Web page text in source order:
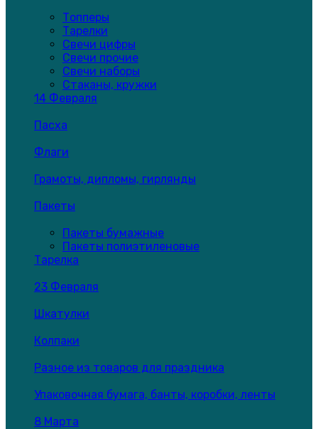
Топперы
Тарелки
Свечи цифры
Свечи прочие
Свечи наборы
Стаканы, кружки
14 Февраля
Пасха
Флаги
Грамоты, дипломы, гирлянды
Пакеты
Пакеты бумажные
Пакеты полиэтиленовые
Тарелка
23 Февраля
Шкатулки
Колпаки
Разное из товаров для праздника
Упаковочная бумага, банты, коробки, ленты
8 Марта